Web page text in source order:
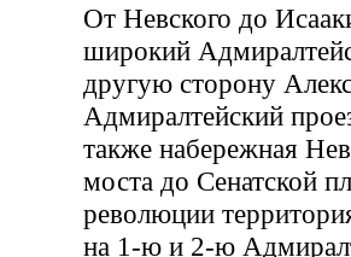
От Невского до
широкий
другую сторону
Адмиралтейский
также набережная
моста до Сенатской
революции
на 1-ю и 2-ю